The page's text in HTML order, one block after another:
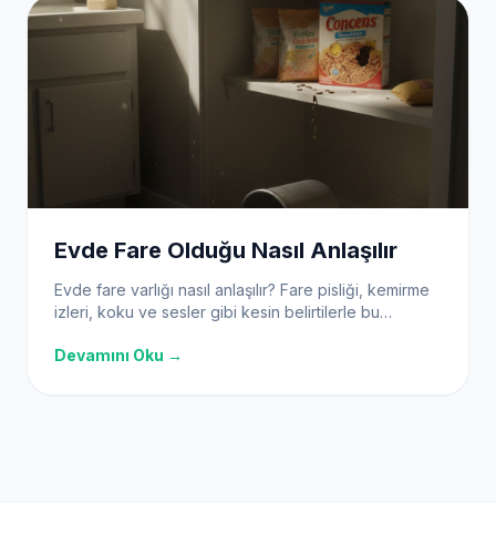
Evde Fare Olduğu Nasıl Anlaşılır
Evde fare varlığı nasıl anlaşılır? Fare pisliği, kemirme
izleri, koku ve sesler gibi kesin belirtilerle bu
Devamını Oku →